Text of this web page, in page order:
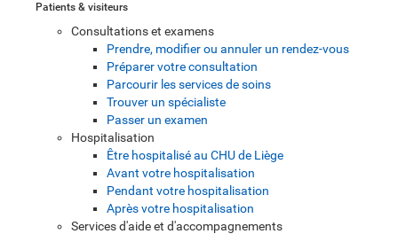
Patients & visiteurs
Consultations et examens
Prendre, modifier ou annuler un rendez-vous
Préparer votre consultation
Parcourir les services de soins
Trouver un spécialiste
Passer un examen
Hospitalisation
Être hospitalisé au CHU de Liège
Avant votre hospitalisation
Pendant votre hospitalisation
Après votre hospitalisation
Services d'aide et d'accompagnements